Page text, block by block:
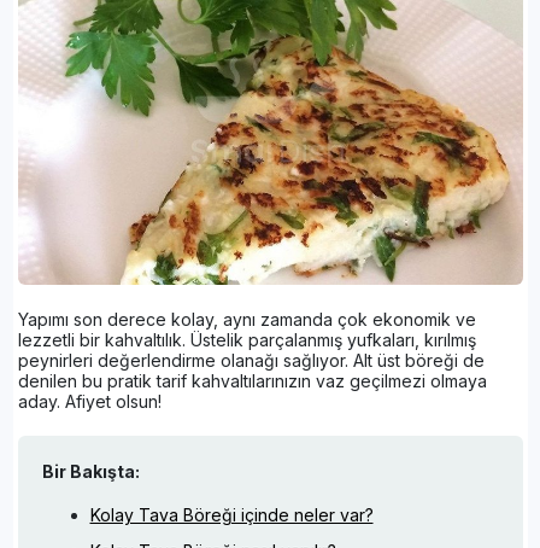
Yapımı son derece kolay, aynı zamanda çok ekonomik ve
lezzetli bir kahvaltılık. Üstelik parçalanmış yufkaları, kırılmış
peynirleri değerlendirme olanağı sağlıyor. Alt üst böreği de
denilen bu pratik tarif kahvaltılarınızın vaz geçilmezi olmaya
aday. Afiyet olsun!
Bir Bakışta:
Kolay Tava Böreği içinde neler var?